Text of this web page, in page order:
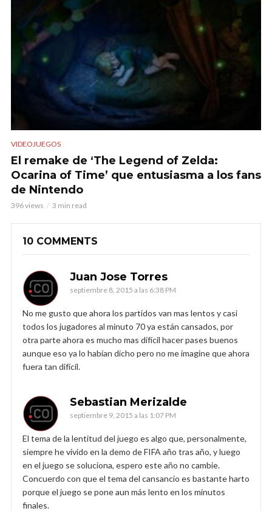
VIDEOJUEGOS
El remake de ‘The Legend of Zelda:
Ocarina of Time’ que entusiasma a los fans
de Nintendo
396 views 3 min read
10 COMMENTS
Juan Jose Torres
septiembre 8, 2015 a las 6:38 PM
No me gusto que ahora los partidos van mas lentos y casi
todos los jugadores al minuto 70 ya están cansados, por
otra parte ahora es mucho mas difícil hacer pases buenos
aunque eso ya lo habían dicho pero no me imagine que ahora
fuera tan difícil.
Sebastian Merizalde
septiembre 9, 2015 a las 1:07 PM
El tema de la lentitud del juego es algo que, personalmente,
siempre he vivido en la demo de FIFA año tras año, y luego
en el juego se soluciona, espero este año no cambie.
Concuerdo con que el tema del cansancio es bastante harto
porque el juego se pone aun más lento en los minutos
finales.